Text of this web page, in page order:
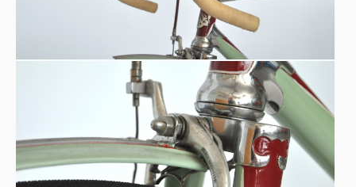
Sella con ferma-punta